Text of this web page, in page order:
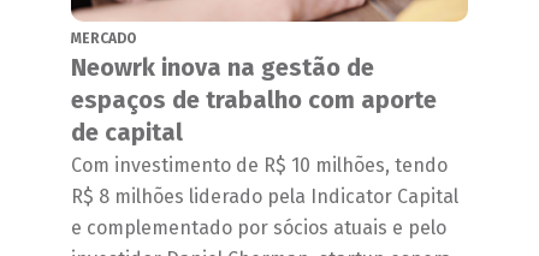
MERCADO
Neowrk inova na gestão de
espaços de trabalho com aporte
de capital
Com investimento de R$ 10 milhões, tendo
R$ 8 milhões liderado pela Indicator Capital
e complementado por sócios atuais e pelo